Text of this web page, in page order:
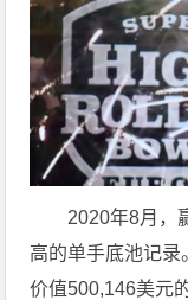
2020年8月，
高的单手底池记录
价值500,146美元